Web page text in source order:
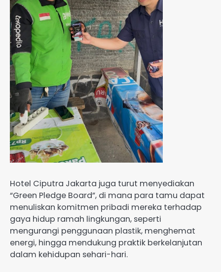
Hotel Ciputra Jakarta juga turut menyediakan
“Green Pledge Board”, di mana para tamu dapat
menuliskan komitmen pribadi mereka terhadap
gaya hidup ramah lingkungan, seperti
mengurangi penggunaan plastik, menghemat
energi, hingga mendukung praktik berkelanjutan
dalam kehidupan sehari-hari.